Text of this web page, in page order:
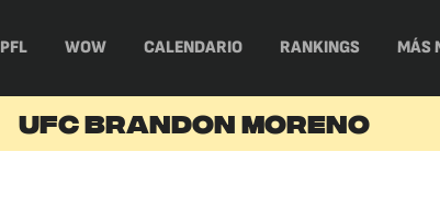
PFL WOW CALENDARIO RANKINGS MÁS
UFC BRANDON MORENO